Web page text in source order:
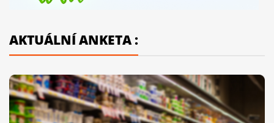
AKTUÁLNÍ ANKETA :